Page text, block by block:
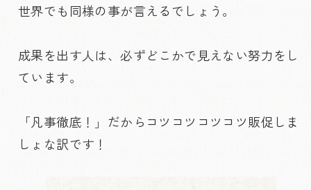
世界でも同様の事が言えるでしょう。
成果を出す人は、必ずどこかで見えない努力をし
ています。
「凡事徹底！」だからコツコツコツコツ販促しま
しょな訳です！